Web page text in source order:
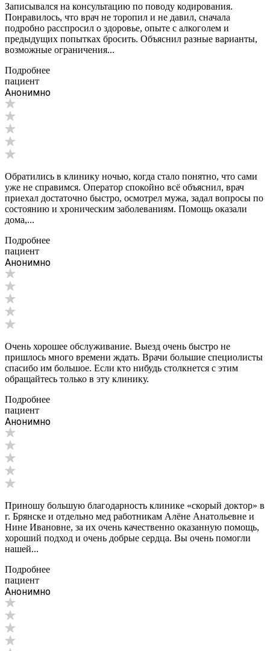
Записывался на консультацию по поводу кодирования.
Понравилось, что врач не торопил и не давил, сначала
подробно расспросил о здоровье, опыте с алкоголем и
предыдущих попытках бросить. Объяснил разные варианты,
возможные ограничения...
Подробнее
пациент
Анонимно
Обратились в клинику ночью, когда стало понятно, что сами
уже не справимся. Оператор спокойно всё объяснил, врач
приехал достаточно быстро, осмотрел мужа, задал вопросы по
состоянию и хроническим заболеваниям. Помощь оказали
дома,...
Подробнее
пациент
Анонимно
Очень хорошее обслуживание. Выезд очень быстро не
пришлось много времени ждать. Врачи большие специолисты
спасибо им большое. Если кто нибудь столкнется с этим
обращайтесь только в эту клинику.
Подробнее
пациент
Анонимно
Приношу большую благодарность клинике «скорый доктор» в
г. Брянске и отдельно мед работникам Алёне Анатольевне и
Нине Ивановне, за их очень качественно оказанную помощь,
хороший подход и очень добрые сердца. Вы очень помогли
нашей...
Подробнее
пациент
Анонимно